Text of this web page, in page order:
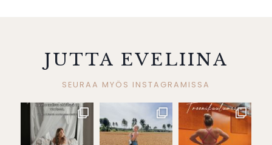
JUTTA EVELIINA
SEURAA MYÖS INSTAGRAMISSA